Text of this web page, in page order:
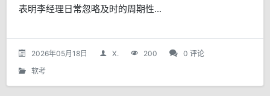
表明李经理日常忽略及时的周期性...
2026年05月18日 X. 200
0 评论
软考